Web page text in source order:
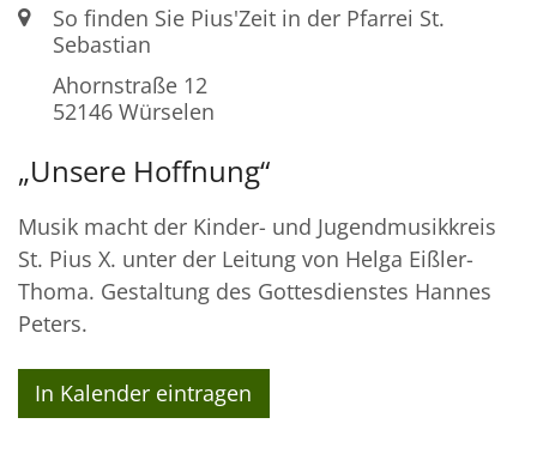
Ort:So finden Sie Pius'Zeit in der Pfarrei St.
Sebastian
Ahornstraße 12
52146Würselen
„Unsere Hoffnung“
Musik macht der Kinder- und Jugendmusikkreis
St. Pius X. unter der Leitung von Helga Eißler-
Thoma. Gestaltung des Gottesdienstes Hannes
Peters.
In Kalender eintragen